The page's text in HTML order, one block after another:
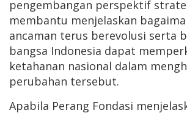
pengembangan perspektif
membantu menjelaskan
ancaman terus berevolusi serta
bangsa Indonesia dapat
ketahanan nasional dalam
perubahan tersebut.
Apabila Perang Fondasi